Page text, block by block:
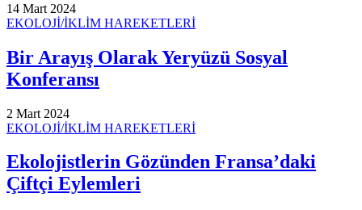
14 Mart 2024
EKOLOJİ/İKLİM HAREKETLERİ
Bir Arayış Olarak Yeryüzü Sosyal
Konferansı
2 Mart 2024
EKOLOJİ/İKLİM HAREKETLERİ
Ekolojistlerin Gözünden Fransa’daki
Çiftçi Eylemleri